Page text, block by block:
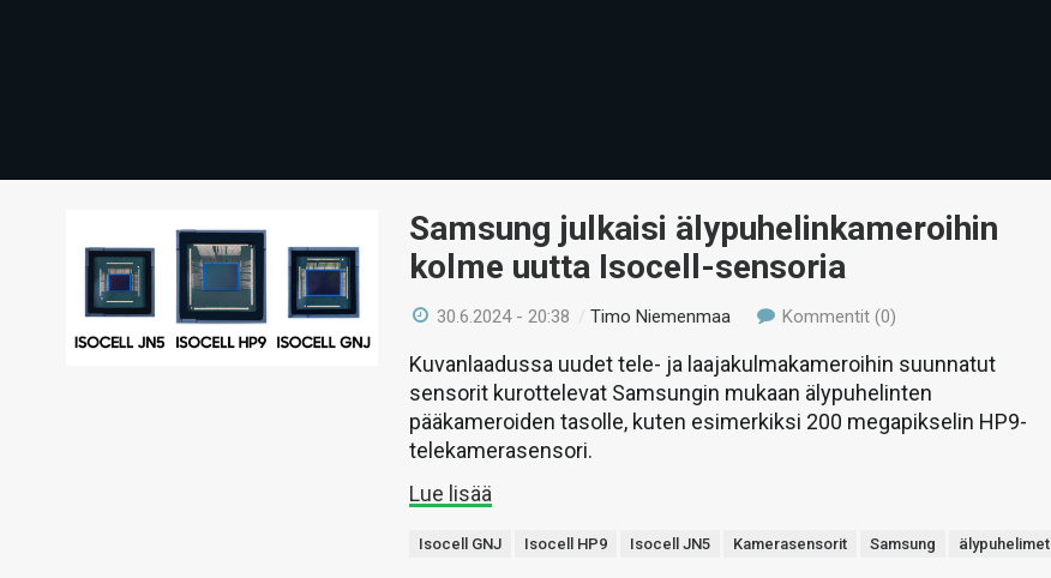
Samsung julkaisi älypuhelinkameroihin
kolme uutta Isocell-sensoria
30.6.2024 - 20:38 /Timo Niemenmaa Kommentit (0)
Kuvanlaadussa uudet tele- ja laajakulmakameroihin suunnatut
sensorit kurottelevat Samsungin mukaan älypuhelinten
pääkameroiden tasolle, kuten esimerkiksi 200 megapikselin HP9-
telekamerasensori.
Lue lisää
Isocell GNJ Isocell HP9 Isocell JN5 Kamerasensorit Samsung älypuhelimet